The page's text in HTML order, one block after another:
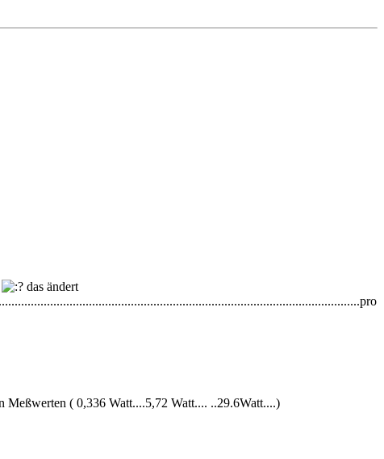
das ändert
Meßwerten ( 0,336 Watt....5,72 Watt.... ..29.6Watt....)